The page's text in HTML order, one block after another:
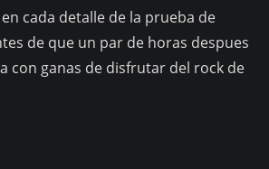
cada detalle de la prueba de
de que un par de horas despues
con ganas de disfrutar del rock de